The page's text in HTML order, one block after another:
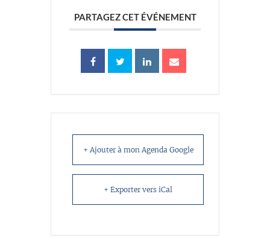
PARTAGEZ CET ÉVÉNEMENT
+ Ajouter à mon Agenda Google
+ Exporter vers iCal